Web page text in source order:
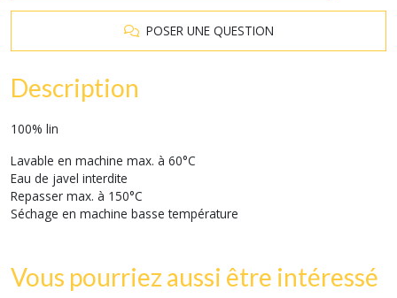
POSER UNE QUESTION
Description
100% lin
Lavable en machine max. à 60°C
Eau de javel interdite
Repasser max. à 150°C
Séchage en machine basse température
Vous pourriez aussi être intéressé